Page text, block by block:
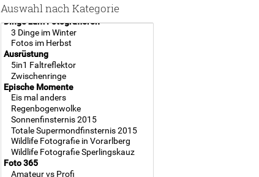
Auswahl nach Kategorie